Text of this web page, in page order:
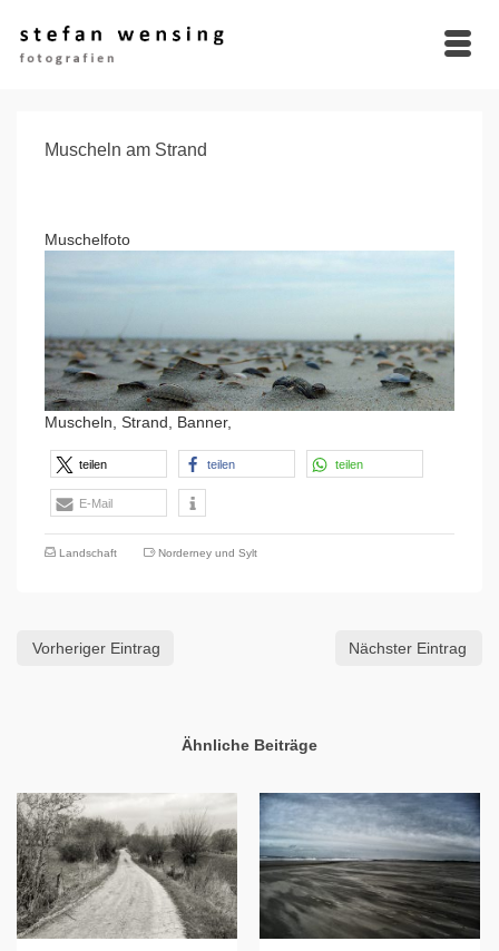
Muscheln am Strand
Muschelfoto
Muscheln, Strand, Banner,
teilen teilen teilen
E-Mail
Landschaft Norderney und Sylt
Vorheriger Eintrag Nächster Eintrag
Ähnliche Beiträge